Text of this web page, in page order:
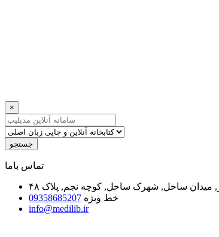
×
جستجو
ﺗﻤﺎﺱ ﺑﺎﻣﺎ
ساحل, شهرک ساحل, کوچه نجم, پلاک ۴۸
خط ویژه 09358685207
info@medilib.ir